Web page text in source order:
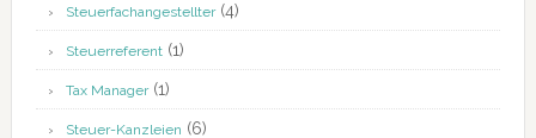
Steuerfachangestellter(4)
Steuerreferent(1)
Tax Manager(1)
Steuer-Kanzleien (6)